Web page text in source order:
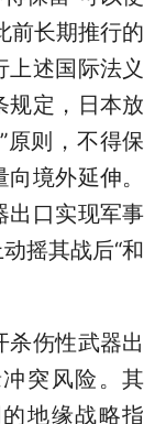
前长期推行的
述国际法义
规定，日本放
原则，不得保
境外延伸。
出口实现军事
摇其战后“和
伤性武器出
突风险。其
地缘战略指